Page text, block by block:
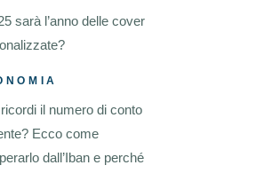
sarà l’anno delle cover
il numero di conto
Ecco come
dall’Iban e perché